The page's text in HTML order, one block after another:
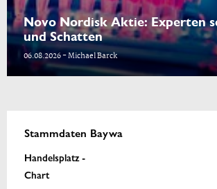
Novo Nordisk Aktie: Experten
und Schatten
06.08.2026 - Michael Barck
Stammdaten Baywa
Handelsplatz -
Chart